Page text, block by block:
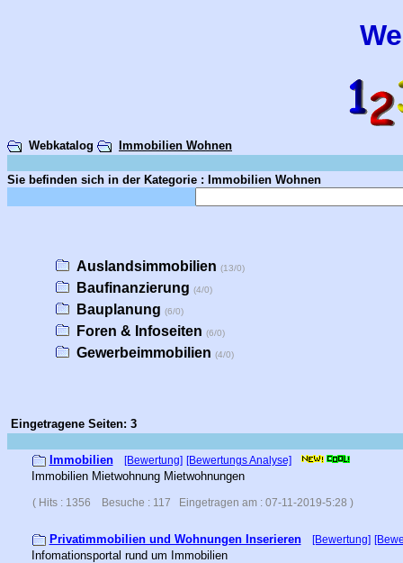
Webkatalog Immobilien Wohnen
Sie befinden sich in der Kategorie : Immobilien Wohnen
Auslandsimmobilien (13/0)
Baufinanzierung (4/0)
Bauplanung (6/0)
Foren & Infoseiten (6/0)
Gewerbeimmobilien (4/0)
Eingetragene Seiten: 3
Immobilien [Bewertung] [Bewertungs Analyse]
Immobilien Mietwohnung Mietwohnungen
( Hits : 1356 Besuche : 117 Eingetragen am : 07-11-2019-5:28 )
Privatimmobilien und Wohnungen Inserieren [Bewertung]
Infomationsportal rund um Immobilien